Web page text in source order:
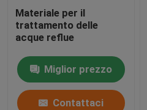
Materiale per il
trattamento delle
acque reflue
Miglior prezzo
Contattaci